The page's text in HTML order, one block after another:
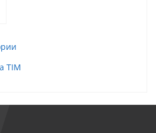
TIM